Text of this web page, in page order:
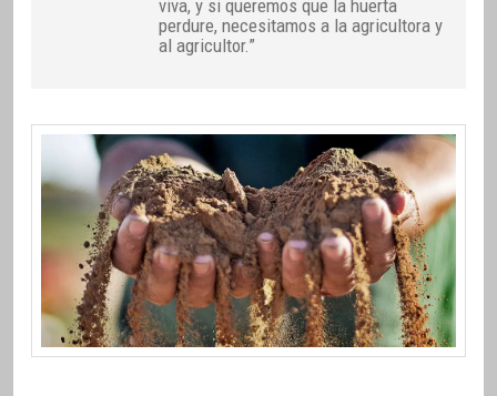
viva, y si queremos que la huerta
perdure, necesitamos a la agricultora y
al agricultor.”